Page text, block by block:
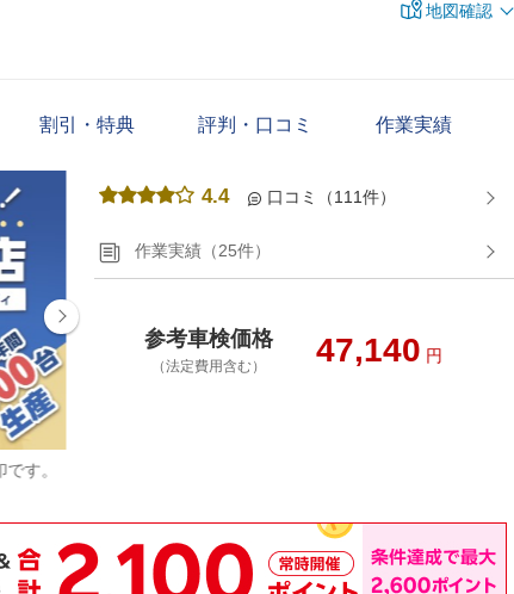
地図確認
割引・特典 評判・口コミ 作業実績
す。
4.4 口コミ（111件）
作業実績（25件）
参考車検価格
（法定費用含む） 47,140 円